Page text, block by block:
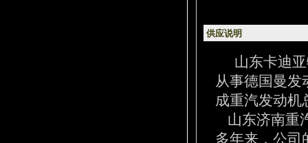
供应说明
山东卡迪
从事德国曼
成重汽发动机
山东济南重
多年来，公